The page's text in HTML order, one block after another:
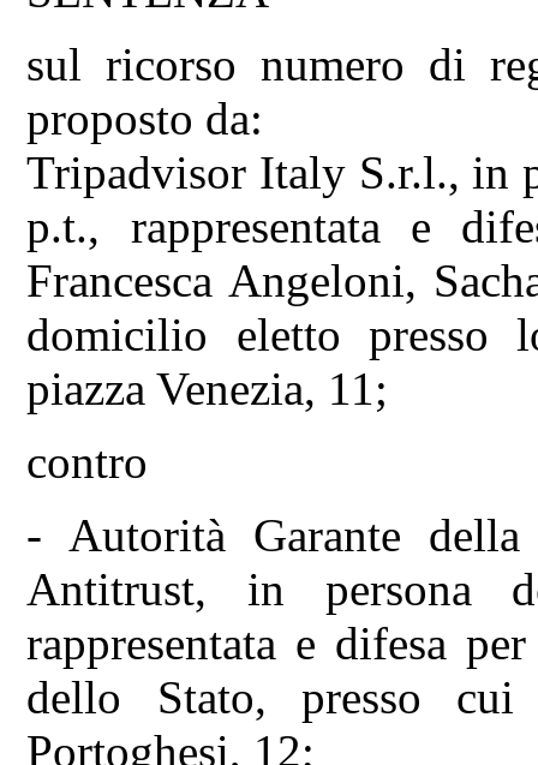
sul ricorso numero di
proposto da:
Tripadvisor Italy S.r.l., in
p.t., rappresentata e
Francesca Angeloni,
domicilio eletto presso
piazza Venezia, 11;
contro
- Autorità Garante
Antitrust, in persona
rappresentata e difesa
dello Stato, presso
Portoghesi, 12;